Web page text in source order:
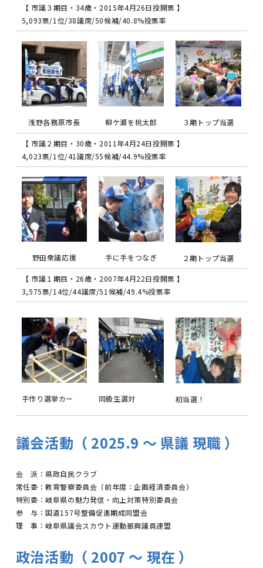
【 市議３期目・34歳・2015年4月26日投開票 】
5,093票/1位/38議席/50候補/40.8%投票率
浅野各務原市長 柳ケ瀬を桃太郎 ３期トップ当選
【 市議２期目・30歳・2011年4月24日投開票 】
4,023票/1位/41議席/55候補/44.9%投票率
野田衆議応援 手に手をつなぎ ２期トップ当選
【 市議１期目・26歳・2007年4月22日投開票 】
3,575票/14位/44議席/51候補/49.4%投票率
手作り選挙カー 同級生選対 初当選！
議会活動（ 2025.9 〜 県議 現職 ）
会 派：県政自民クラブ
常任委：教育警察委員会（前年度：企画経済委員会）
特別委：岐阜県の魅力発信・向上対策特別委員会
参 与：国道157号整備促進期成同盟会
理 事：岐阜県議会スカウト運動振興議員連盟
政治活動（ 2007 〜 現在 ）